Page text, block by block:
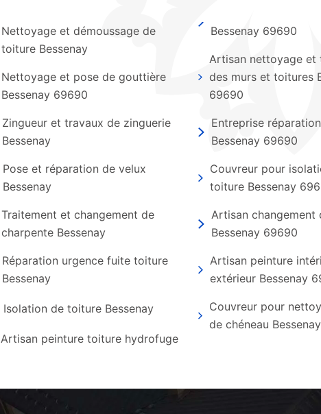
Nettoyage et démoussage de
toiture Bessenay
Nettoyage et pose de gouttière
Bessenay 69690
Zingueur et travaux de zinguerie
Bessenay
Pose et réparation de velux
Bessenay
Traitement et changement de
charpente Bessenay
Réparation urgence fuite toiture
Bessenay
Isolation de toiture Bessenay
Artisan peinture toiture hydrofuge
Bessenay 69690
Artisan nettoyage et
des murs et toitures
69690
Entreprise
Bessenay 69690
Couvreur pour
toiture Bessenay
Artisan changement
Bessenay 69690
Artisan peinture
extérieur Bessenay
Couvreur pour
de chéneau